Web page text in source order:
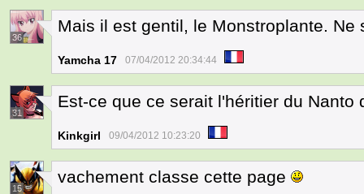
36
Mais il est gentil, le Monstroplante.
Yamcha 17 07/04/2012 20:34:44
31
Est-ce que ce serait l'héritier du Nanto
Kinkgirl 09/04/2012 10:23:20
15
vachement classe cette page